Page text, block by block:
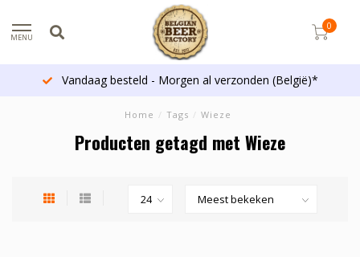
MENU
0
Vandaag besteld - Morgen al verzonden (België)*
Home / Tags / Wieze
Producten getagd met Wieze